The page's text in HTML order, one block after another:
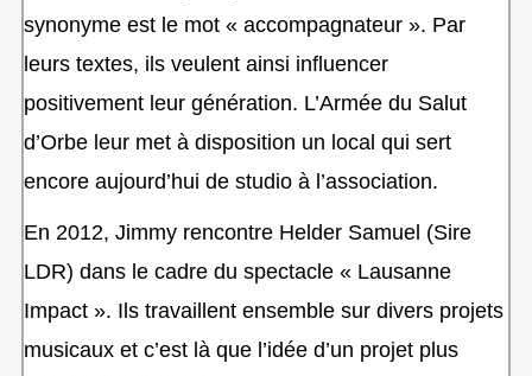
synonyme est le mot « accompagnateur ». Par
leurs textes, ils veulent ainsi influencer
positivement leur génération. L’Armée du Salut
d’Orbe leur met à disposition un local qui sert
encore aujourd’hui de studio à l’association.
En 2012, Jimmy rencontre Helder Samuel (Sire
LDR) dans le cadre du spectacle « Lausanne
Impact ». Ils travaillent ensemble sur divers projets
musicaux et c’est là que l’idée d’un projet plus